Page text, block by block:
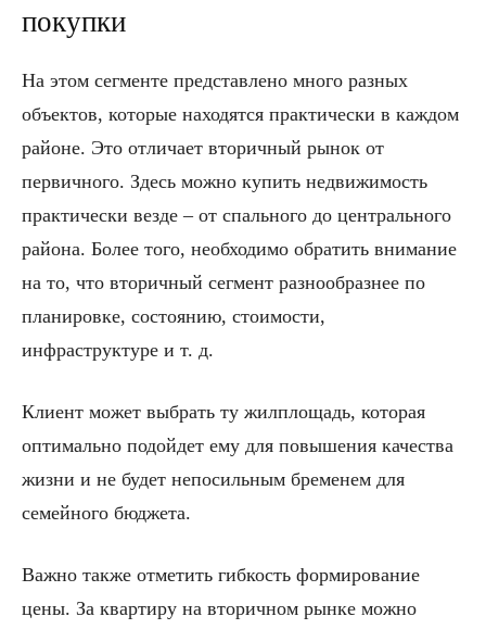
покупки
На этом сегменте представлено много разных
объектов, которые находятся практически в каждом
районе. Это отличает вторичный рынок от
первичного. Здесь можно купить недвижимость
практически везде – от спального до центрального
района. Более того, необходимо обратить внимание
на то, что вторичный сегмент разнообразнее по
планировке, состоянию, стоимости,
инфраструктуре и т. д.
Клиент может выбрать ту жилплощадь, которая
оптимально подойдет ему для повышения качества
жизни и не будет непосильным бременем для
семейного бюджета.
Важно также отметить гибкость формирование
цены. За квартиру на вторичном рынке можно